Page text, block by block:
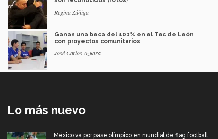
Regina Zúñiga
Ganan una beca del 100% en el Tec de León
con proyectos comunitarios
José Carlos Azuara
Lo más nuevo
México va por pase olímpico en mundial de flag football